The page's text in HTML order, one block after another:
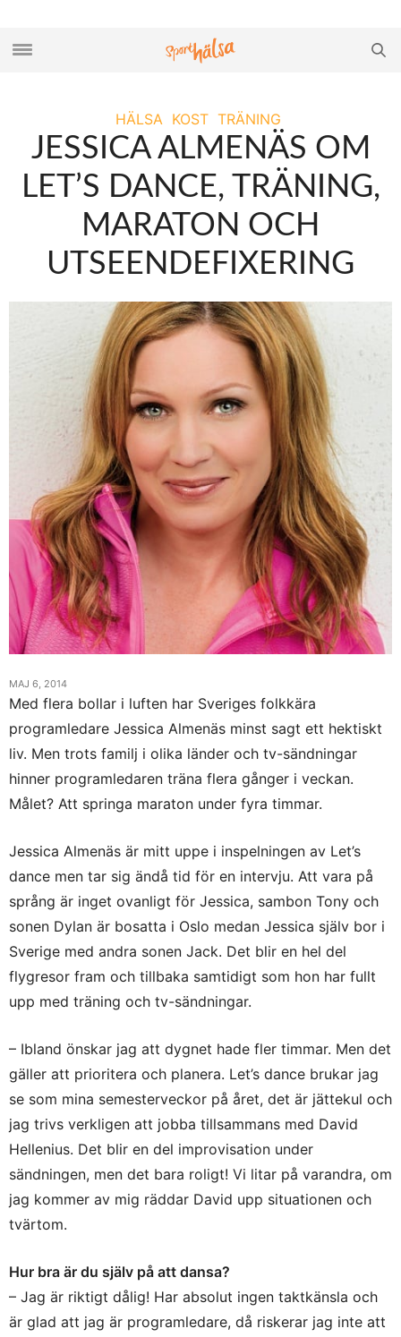
HÄLSA KOST TRÄNING
JESSICA ALMENÄS OM
LET’S DANCE, TRÄNING,
MARATON OCH
UTSEENDEFIXERING
MAJ 6, 2014
Med flera bollar i luften har Sveriges folkkära
programledare Jessica Almenäs minst sagt ett hektiskt
liv. Men trots familj i olika länder och tv-sändningar
hinner programledaren träna flera gånger i veckan.
Målet? Att springa maraton under fyra timmar.
Jessica Almenäs är mitt uppe i inspelningen av Let’s
dance men tar sig ändå tid för en intervju. Att vara på
språng är inget ovanligt för Jessica, sambon Tony och
sonen Dylan är bosatta i Oslo medan Jessica själv bor i
Sverige med andra sonen Jack. Det blir en hel del
flygresor fram och tillbaka samtidigt som hon har fullt
upp med träning och tv-sändningar.
– Ibland önskar jag att dygnet hade fler timmar. Men det
gäller att prioritera och planera. Let’s dance brukar jag
se som mina semesterveckor på året, det är jättekul och
jag trivs verkligen att jobba tillsammans med David
Hellenius. Det blir en del improvisation under
sändningen, men det bara roligt! Vi litar på varandra, om
jag kommer av mig räddar David upp situationen och
tvärtom.
Hur bra är du själv på att dansa?
– Jag är riktigt dålig! Har absolut ingen taktkänsla och
är glad att jag är programledare, då riskerar jag inte att